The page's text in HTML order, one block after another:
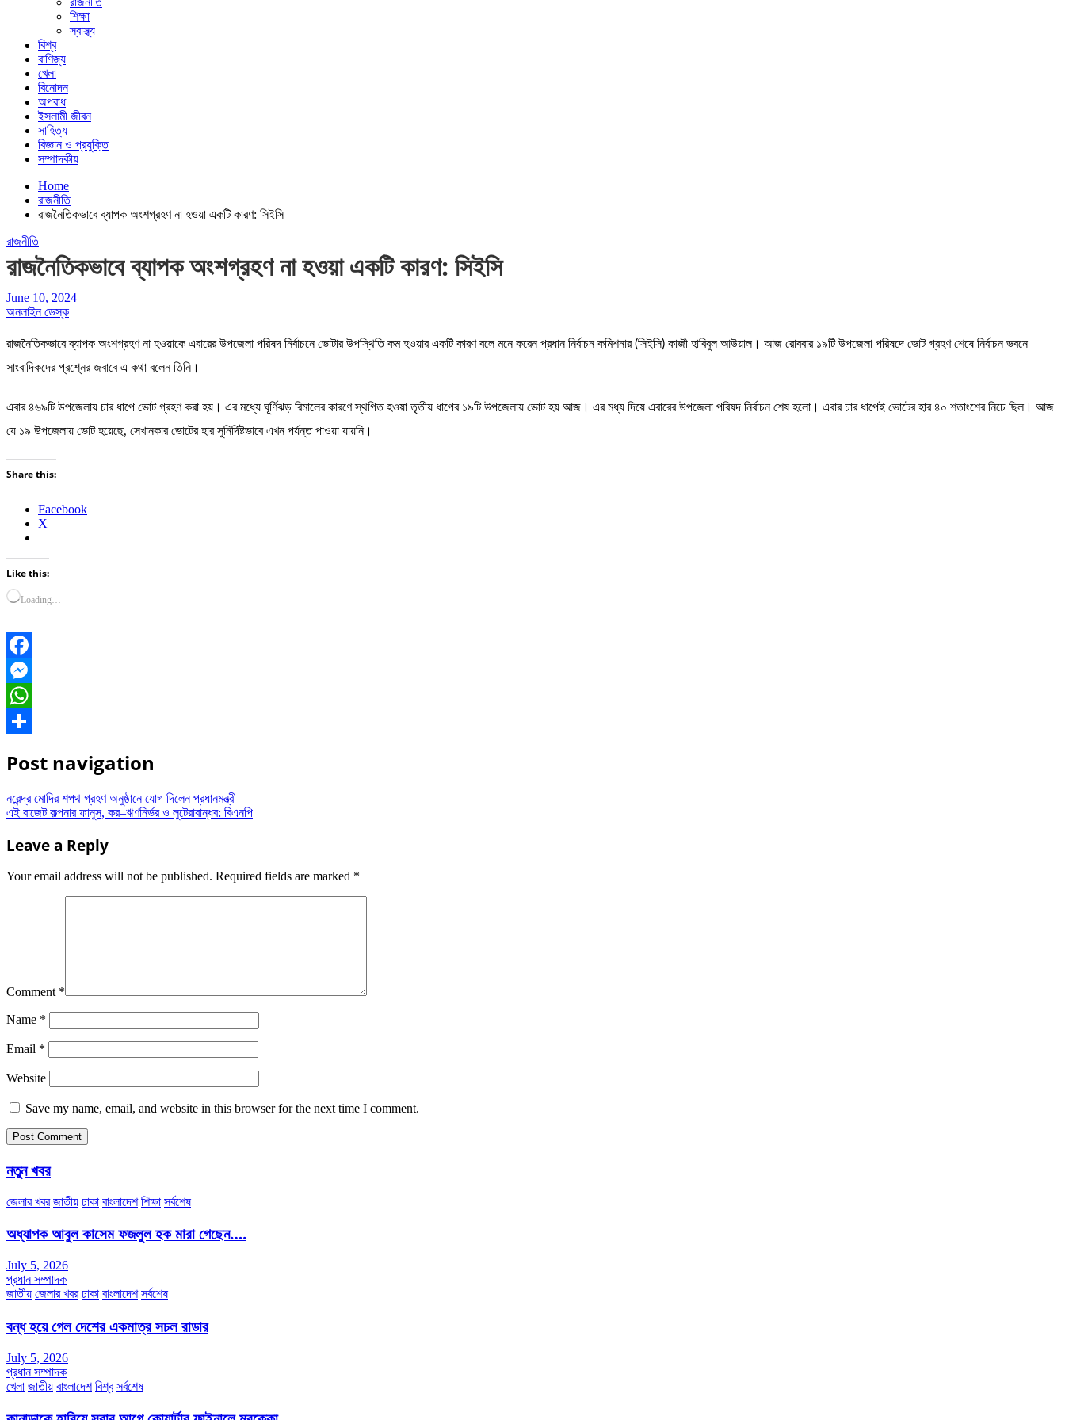
শিক্ষা
স্বাস্থ্য
বিশ্ব
বাণিজ্য
খেলা
বিনোদন
অপরাধ
ইসলামী জীবন
সাহিত্য
বিজ্ঞান ও প্রযুক্তি
সম্পাদকীয়
Home
রাজনীতি
রাজনৈতিকভাবে ব্যাপক অংশগ্রহণ না হওয়া একটি কারণ: সিইসি
রাজনীতি
রাজনৈতিকভাবে ব্যাপক অংশগ্রহণ না হওয়া একটি কারণ: সিইসি
June 10, 2024
অনলাইন ডেস্ক
রাজনৈতিকভাবে ব্যাপক অংশগ্রহণ না হওয়াকে এবারের উপজেলা পরিষদ নির্বাচনে ভোটার উপস্থিতি কম হওয়ার একটি কারণ বলে মনে করেন প্রধান নির্বাচন কমিশনার (সিইসি) কাজী হাবিবুল আউয়াল। আজ রোববার ১৯টি উপজেলা পরিষদে ভোট গ্রহণ শেষে নির্বাচন ভবনে
সাংবাদিকদের প্রশ্নের জবাবে এ কথা বলেন তিনি।
এবার ৪৬৯টি উপজেলায় চার ধাপে ভোট গ্রহণ করা হয়। এর মধ্যে ঘূর্ণিঝড় রিমালের কারণে স্থগিত হওয়া তৃতীয় ধাপের ১৯টি উপজেলায় ভোট হয় আজ। এর মধ্য দিয়ে এবারের উপজেলা পরিষদ নির্বাচন শেষ হলো। এবার চার ধাপেই ভোটের হার ৪০ শতাংশের নিচে ছিল। আজ
যে ১৯ উপজেলায় ভোট হয়েছে, সেখানকার ভোটের হার সুনির্দিষ্টভাবে এখন পর্যন্ত পাওয়া যায়নি।
Share this:
Facebook
X
Like this:
Loading…
Facebook
Messenger
WhatsApp
Post navigation
নরেন্দ্র মোদির শপথ গ্রহণ অনুষ্ঠানে যোগ দিলেন প্রধানমন্ত্রী
এই বাজেট কল্পনার ফানুস, কর–ঋণনির্ভর ও লুটেরাবান্ধব: বিএনপি
Leave a Reply
Your email address will not be published. Required fields are marked *
Comment *
Name *
Email *
Website
Save my name, email, and website in this browser for the next time I comment.
নতুন খবর
জেলার খবর জাতীয় ঢাকা বাংলাদেশ শিক্ষা সর্বশেষ
অধ্যাপক আবুল কাসেম ফজলুল হক মারা গেছেন….
July 5, 2026
প্রধান সম্পাদক
জাতীয় জেলার খবর ঢাকা বাংলাদেশ সর্বশেষ
বন্ধ হয়ে গেল দেশের একমাত্র সচল রাডার
July 5, 2026
প্রধান সম্পাদক
খেলা জাতীয় বাংলাদেশ বিশ্ব সর্বশেষ